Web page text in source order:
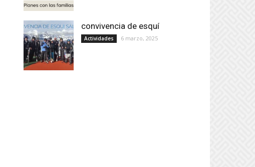
convivencia de esquí
Actividades 6 marzo, 2025